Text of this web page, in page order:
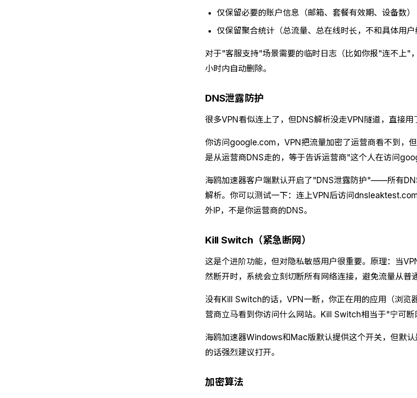
仅保留必要的账户信息（邮箱、套餐有效期、设备数）
仅保留聚合统计（总流量、总在线时长，不和具体用户
对于"客服支持"场景需要的临时日志（比如你报"连不上"
小时内自动删除。
DNS泄露防护
很多VPN看似连上了，但DNS解析没走VPN隧道，直接用
你访问google.com，VPN把流量加密了运营商看不到，
是从运营商DNS走的，等于告诉运营商"这个人在访问
海鸥加速器客户端默认开启了"DNS泄露防护"——所有
解析。你可以测试一下：连上VPN后访问
外IP，不是你运营商的DNS。
Kill Switch（紧急断网）
这是个进阶功能，但对隐私敏感用户很重要。原理：当
然断开时，系统会立刻切断所有网络连接，避免流量从普
没有Kill Switch的话，VPN一断，你正在用的应用（浏览
营商立马看到你访问什么网站。Kill Switch相当于"宁可断
海鸥加速器Windows和Mac版默认提供这个开关，但默
的话强烈建议打开。
加密算法